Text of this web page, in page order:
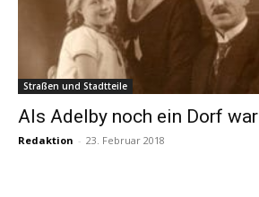
Straßen und Stadtteile
Als Adelby noch ein Dorf war
Redaktion - 23. Februar 2018